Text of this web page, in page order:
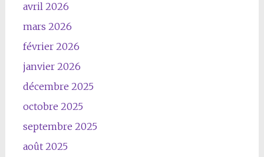
avril 2026
mars 2026
février 2026
janvier 2026
décembre 2025
octobre 2025
septembre 2025
août 2025